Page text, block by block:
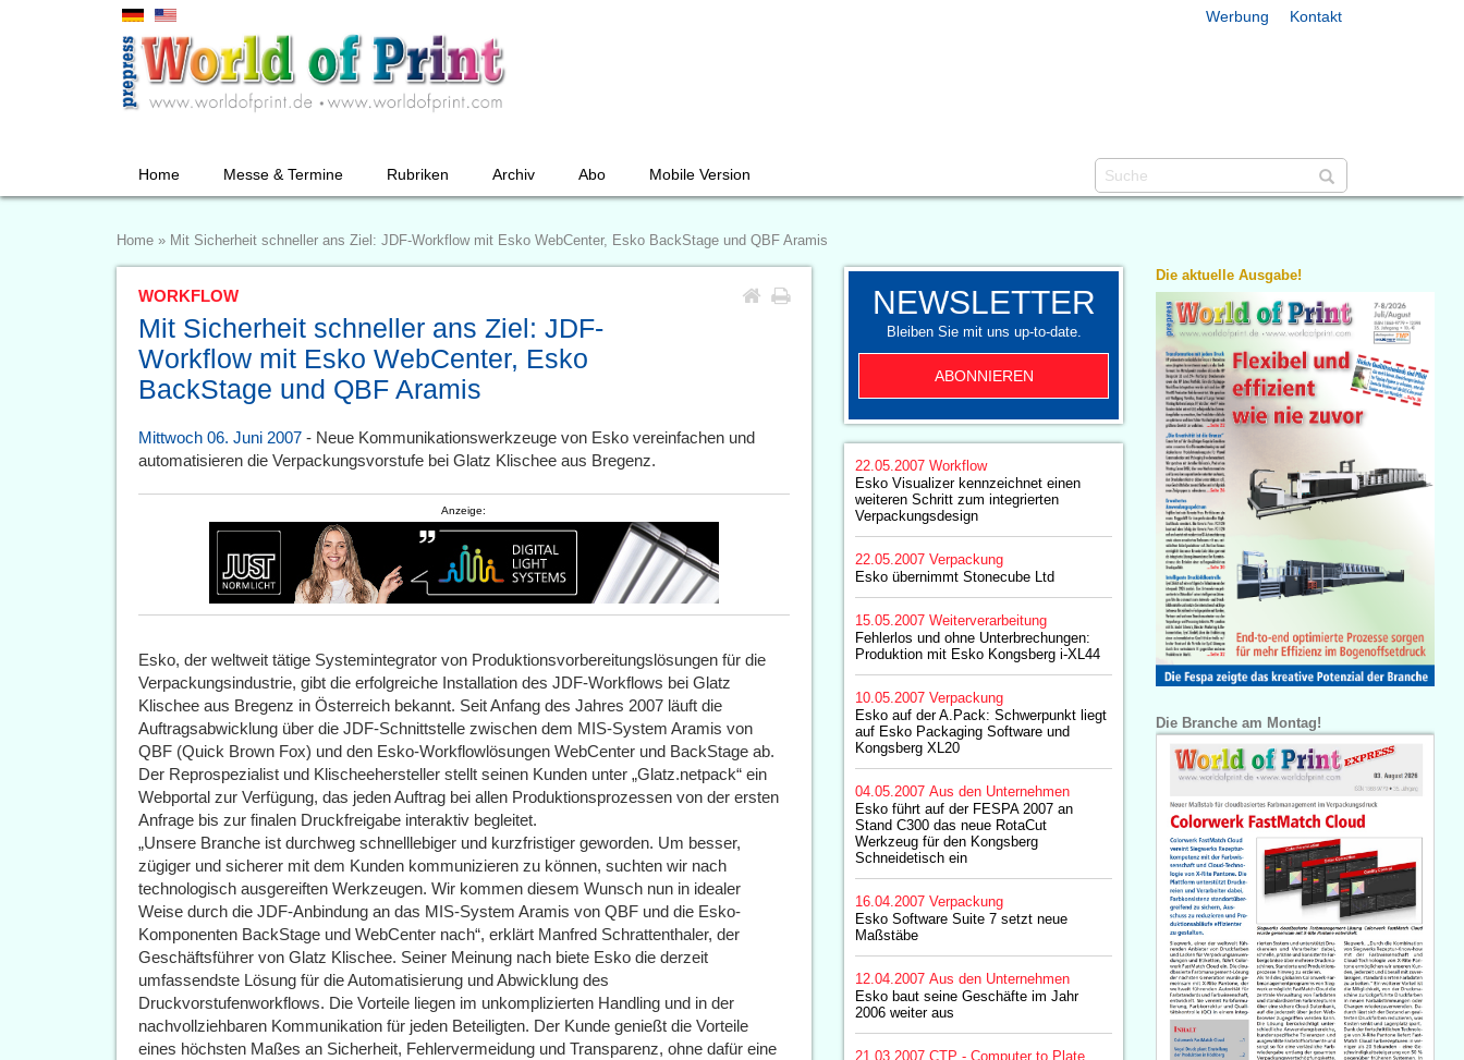
Werbung Kontakt
Home Messe & Termine Rubriken Archiv Abo Mobile Version
Home » Mit Sicherheit schneller ans Ziel: JDF-Workflow mit Esko WebCenter, Esko BackStage und QBF Aramis
WORKFLOW
Mit Sicherheit schneller ans Ziel: JDF-
Workflow mit Esko WebCenter, Esko
BackStage und QBF Aramis
Mittwoch 06. Juni 2007 - Neue Kommunikationswerkzeuge von Esko vereinfachen und
automatisieren die Verpackungsvorstufe bei Glatz Klischee aus Bregenz.
Anzeige:
Esko, der weltweit tätige Systemintegrator von Produktionsvorbereitungslösungen für die
Verpackungsindustrie, gibt die erfolgreiche Installation des JDF-Workflows bei Glatz
Klischee aus Bregenz in Österreich bekannt. Seit Anfang des Jahres 2007 läuft die
Auftragsabwicklung über die JDF-Schnittstelle zwischen dem MIS-System Aramis von
QBF (Quick Brown Fox) und den Esko-Workflowlösungen WebCenter und BackStage ab.
Der Reprospezialist und Klischeehersteller stellt seinen Kunden unter „Glatz.netpack“ ein
Webportal zur Verfügung, das jeden Auftrag bei allen Produktionsprozessen von der ersten
Anfrage bis zur finalen Druckfreigabe interaktiv begleitet.
„Unsere Branche ist durchweg schnelllebiger und kurzfristiger geworden. Um besser,
zügiger und sicherer mit dem Kunden kommunizieren zu können, suchten wir nach
technologisch ausgereiften Werkzeugen. Wir kommen diesem Wunsch nun in idealer
Weise durch die JDF-Anbindung an das MIS-System Aramis von QBF und die Esko-
Komponenten BackStage und WebCenter nach“, erklärt Manfred Schrattenthaler, der
Geschäftsführer von Glatz Klischee. Seiner Meinung nach biete Esko die derzeit
umfassendste Lösung für die Automatisierung und Abwicklung des
Druckvorstufenworkflows. Die Vorteile liegen im unkomplizierten Handling und in der
nachvollziehbaren Kommunikation für jeden Beteiligten. Der Kunde genießt die Vorteile
eines höchsten Maßes an Sicherheit, Fehlervermeidung und Transparenz, ohne dafür eine
NEWSLETTER
Bleiben Sie mit uns up-to-date.
ABONNIEREN
22.05.2007 Workflow
Esko Visualizer kennzeichnet einen
weiteren Schritt zum integrierten
Verpackungsdesign
22.05.2007 Verpackung
Esko übernimmt Stonecube Ltd
15.05.2007 Weiterverarbeitung
Fehlerlos und ohne Unterbrechungen:
Produktion mit Esko Kongsberg i-XL44
10.05.2007 Verpackung
Esko auf der A.Pack: Schwerpunkt liegt
auf Esko Packaging Software und
Kongsberg XL20
04.05.2007 Aus den Unternehmen
Esko führt auf der FESPA 2007 an
Stand C300 das neue RotaCut
Werkzeug für den Kongsberg
Schneidetisch ein
16.04.2007 Verpackung
Esko Software Suite 7 setzt neue
Maßstäbe
12.04.2007 Aus den Unternehmen
Esko baut seine Geschäfte im Jahr
2006 weiter aus
21.03.2007 CTP - Computer to Plate
Die aktuelle Ausgabe!
Die Branche am Montag!